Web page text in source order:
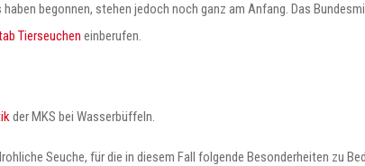
begonnen, stehen jedoch noch ganz am Anfang. Das
Tierseuchen einberufen.
der MKS bei Wasserbüffeln.
Seuche, für die in diesem Fall folgende Besonderheiten zu